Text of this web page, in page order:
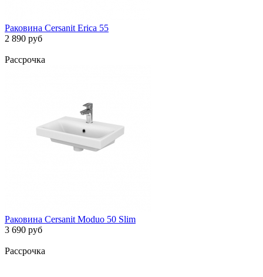
Раковина Cersanit Erica 55
2 890 руб
Рассрочка
Раковина Cersanit Moduo 50 Slim
3 690 руб
Рассрочка